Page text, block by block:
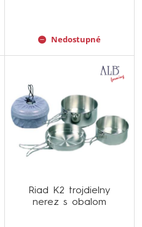
Nedostupné
Riad K2 trojdielny
nerez s obalom